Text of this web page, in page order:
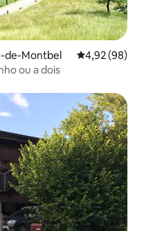
de-Montbel 4,92 de uma
4,92 (98)
ou a dois